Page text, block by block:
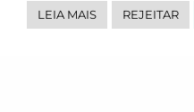
Siga-nos
LEIA MAIS REJEITAR